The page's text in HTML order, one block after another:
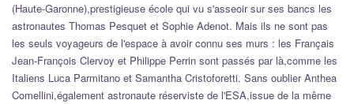
(Haute-Garonne),prestigieuse école qui vu s'asseoir sur ses bancs les
astronautes Thomas Pesquet et Sophie Adenot. Mais ils ne sont pas
les seuls voyageurs de l'espace à avoir connu ses murs : les Français
Jean-François Clervoy et Philippe Perrin sont passés par là,comme les
Italiens Luca Parmitano et Samantha Cristoforetti. Sans oublier Anthea
Comellini,également astronaute réserviste de l'ESA,issue de la même